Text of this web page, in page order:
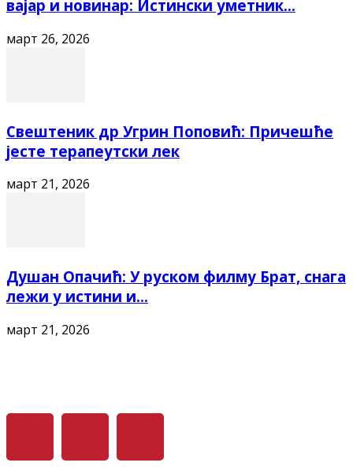
вајар и новинар: Истински уметник...
март 26, 2026
Свештеник др Угрин Поповић: Причешће
јесте терапеутски лек
март 21, 2026
Душан Опачић: У руском филму Брат, снага
лежи у истини и...
март 21, 2026